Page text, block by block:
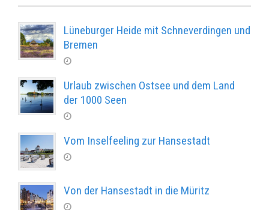
Lüneburger Heide mit Schneverdingen und
Bremen
Urlaub zwischen Ostsee und dem Land
der 1000 Seen
Vom Inselfeeling zur Hansestadt
Von der Hansestadt in die Müritz